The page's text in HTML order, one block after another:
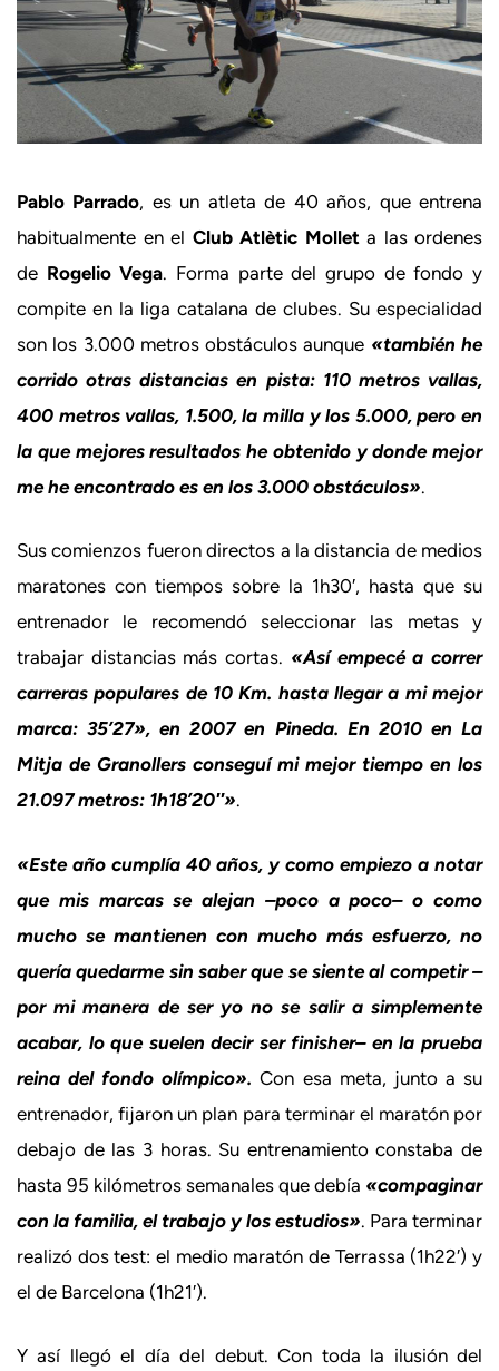
Pablo Parrado, es un atleta de 40 años, que entrena
habitualmente en el Club Atlètic Mollet a las ordenes
de Rogelio Vega. Forma parte del grupo de fondo y
compite en la liga catalana de clubes. Su especialidad
son los 3.000 metros obstáculos aunque «también he
corrido otras distancias en pista: 110 metros vallas,
400 metros vallas, 1.500, la milla y los 5.000, pero en
la que mejores resultados he obtenido y donde mejor
me he encontrado es en los 3.000 obstáculos».
Sus comienzos fueron directos a la distancia de medios
maratones con tiempos sobre la 1h30′, hasta que su
entrenador le recomendó seleccionar las metas y
trabajar distancias más cortas. «Así empecé a correr
carreras populares de 10 Km. hasta llegar a mi mejor
marca: 35’27», en 2007 en Pineda. En 2010 en La
Mitja de Granollers conseguí mi mejor tiempo en los
21.097 metros: 1h18’20″».
«Este año cumplía 40 años, y como empiezo a notar
que mis marcas se alejan –poco a poco– o como
mucho se mantienen con mucho más esfuerzo, no
quería quedarme sin saber que se siente al competir –
por mi manera de ser yo no se salir a simplemente
acabar, lo que suelen decir ser finisher– en la prueba
reina del fondo olímpico».Con esa meta, junto a su
entrenador, fijaron un plan para terminar el maratón por
debajo de las 3 horas. Su entrenamiento constaba de
hasta 95 kilómetros semanales que debía «compaginar
con la familia, el trabajo y los estudios». Para terminar
realizó dos test: el medio maratón de Terrassa (1h22′) y
el de Barcelona (1h21′).
Y así llegó el día del debut. Con toda la ilusión del